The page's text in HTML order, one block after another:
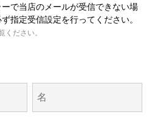
で当店のメールが受信できない場
指定受信設定を行ってください。
ださい。